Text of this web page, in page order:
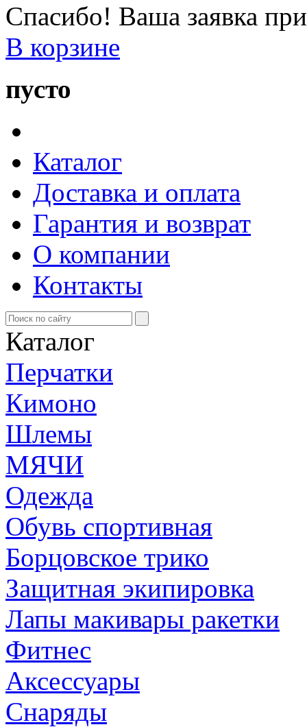
Спасибо! Ваша заявка
В корзине
пусто
Каталог
Доставка и оплата
Гарантия и возврат
О компании
Контакты
Каталог
Перчатки
Кимоно
Шлемы
МЯЧИ
Одежда
Обувь спортивная
Борцовское трико
Защитная экипировка
Лапы макивары ракетки
Фитнес
Аксессуары
Снаряды